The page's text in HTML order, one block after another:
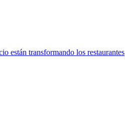
están transformando los restaurantes